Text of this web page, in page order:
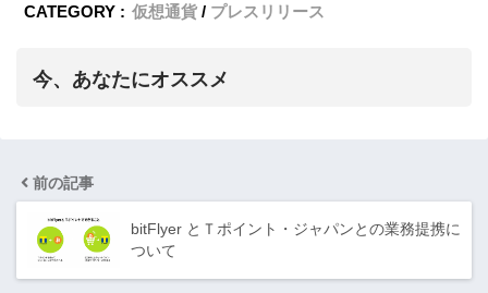
CATEGORY : 仮想通貨 プレスリリース
今、あなたにオススメ
前の記事
bitFlyer とＴポイント・ジャパンとの業務提携に
ついて